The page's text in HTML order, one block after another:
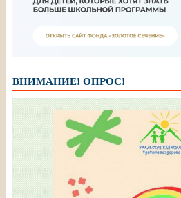
ВНИМАНИЕ! ОПРОС!